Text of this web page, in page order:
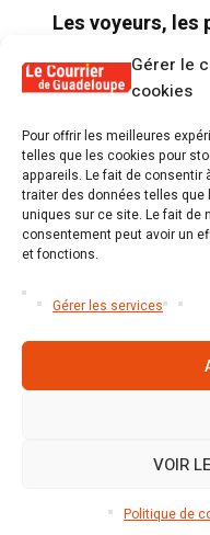
Gérer le
cookies
Pour offrir les meilleures
telles que les cookies pour
appareils. Le fait de
traiter des données telles que
uniques sur ce site. Le fait de
consentement peut avoir un
et fonctions.
Gérer les services
VOIR
Politique de
Les voyeurs,
Poster un
Tu dois êtreconnecté
Nous contacter